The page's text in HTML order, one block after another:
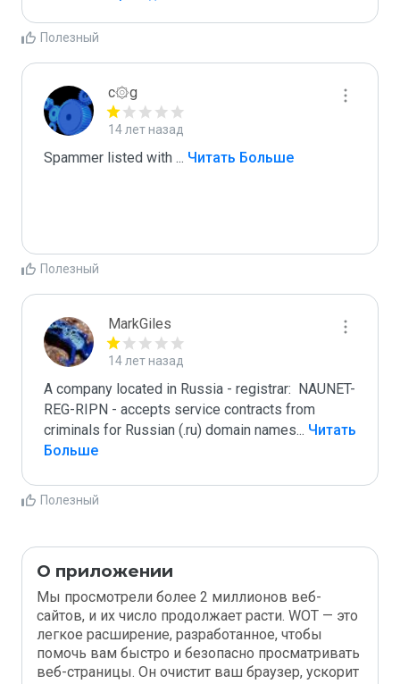
Полезный
c۞g
14 лет назад
Spammer listed with ... Читать Больше
Полезный
MarkGiles
14 лет назад
A company located in Russia - registrar:  NAUNET-
REG-RIPN - accepts service contracts from
criminals for Russian (.ru) domain names... Читать
Больше
Полезный
О приложении
Мы просмотрели более 2 миллионов веб-
сайтов, и их число продолжает расти. WOT — это
легкое расширение, разработанное, чтобы
помочь вам быстро и безопасно просматривать
веб-страницы. Он очистит ваш браузер, ускорит